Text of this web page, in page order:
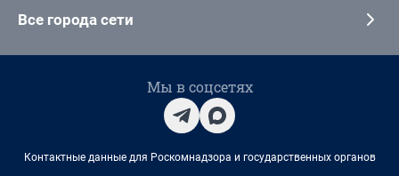
Все города сети
Мы в соцсетях
Контактные данные для Роскомнадзора и государственных органов